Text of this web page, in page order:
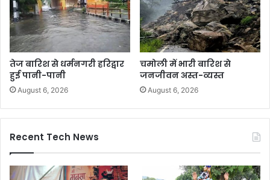
तेज बारिश से धर्मनगरी हरिद्वार
हुई पानी-पानी
August 6, 2026
चमोली में भारी बारिश से
जनजीवन अस्त-व्यस्त
August 6, 2026
Recent Tech News